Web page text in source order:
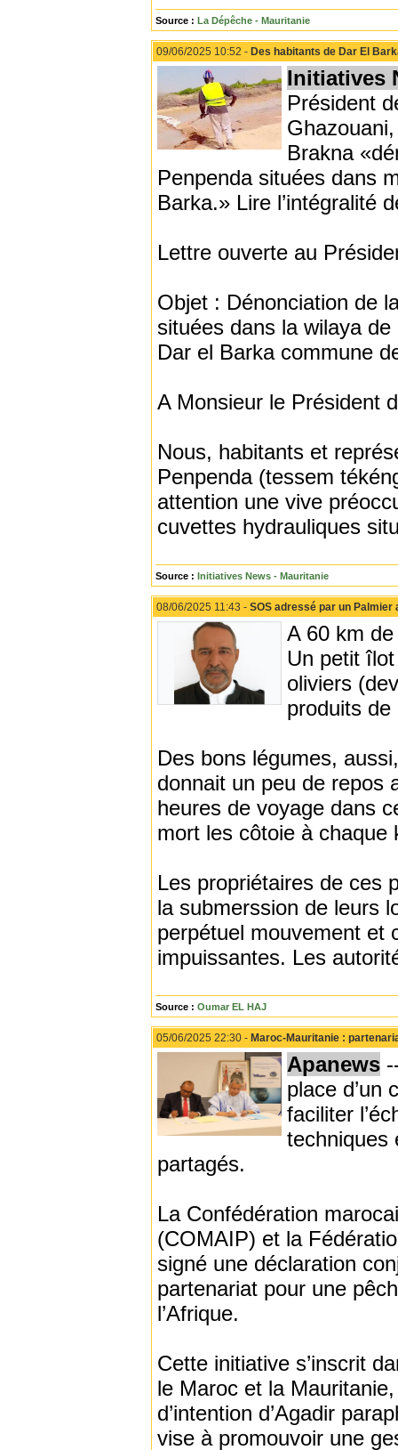
Source : La Dépêche - Mauritanie
09/06/2025 10:52 - Des habitants de Dar El
Initiatives
Président
Brakna
Penpenda situées dans
Barka.» Lire l’intégralité
Lettre ouverte au
Objet : Dénonciation de
situées dans la wilaya
Dar el Barka commune
A Monsieur le Président
Nous, habitants et
Penpenda (tessem
attention une vive
cuvettes hydrauliques
Source : Initiatives News - Mauritanie
08/06/2025 11:43 - SOS adressé par un Palmier
A 60 km
Un petit
oliviers
produits de
Des bons légumes,
donnait un peu de repos
heures de voyage dans
mort les côtoie à chaque
Les propriétaires de ces
la submerssion de leurs
perpétuel mouvement et
impuissantes. Les
Source : Oumar EL HAJ
05/06/2025 22:30 - Maroc-Mauritanie :
Apanews
place d’un
faciliter
techniques
partagés.
La Confédération
(COMAIP) et la
signé une déclaration
partenariat pour une
l’Afrique.
Cette initiative s’inscrit
le Maroc et la
d’intention d’Agadir
vise à promouvoir une